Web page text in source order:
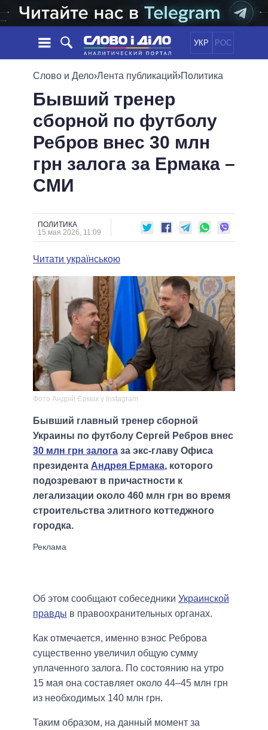
УКР РОС
НОВОСТИ
ЛЕНТА
СОБЫТИЯ
СТАТЬИ
МНЕНИЯ
ОБЗОРЫ
ДАЙДЖЕСТЫ
ПОЛИТИКА
ЭКОНОМИКА
ОБЩЕСТВО
ОБЕЩАНИЯ
ПОЛИТИКИ
ВСЕ ПОЛИТИКИ
ПРЕЗИДЕНТ И ОФИС
ВЕРХОВНАЯ РАДА
ГЛАВЫ ОБЛАДМИНИСТРАЦИЙ
МЭРЫ
ВСЕ ПЕРСОНЫ
СРАВНЕНИЕ ПОЛИТИКОВ
Слово и Дело›Лента публикаций›Политика
Бывший тренер
сборной по футболу
Ребров внес 30 млн
грн залога за Ермака –
СМИ
ПОЛИТИКА
15 мая 2026, 11:09
Читати українською
Фото Андрій Єрмак у Instagram
Бывший главный тренер сборной
Украины по футболу Сергей Ребров внес
30 млн грн залога за экс-главу Офиса
президента Андрея Ермака, которого
подозревают в причастности к
легализации около 460 млн грн во время
строительства элитного коттеджного
городка.
Об этом сообщают собеседники Украинской
правды в правоохранительных органах.
Как отмечается, именно взнос Реброва
существенно увеличил общую сумму
уплаченного залога. По состоянию на утро
15 мая она составляет около 44–45 млн грн
из необходимых 140 млн грн.
Таким образом, на данный момент за